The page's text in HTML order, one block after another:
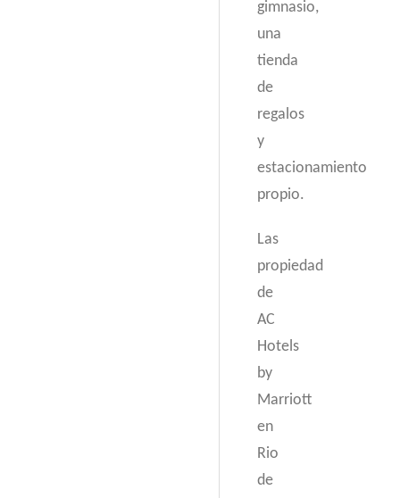
gimnasio,
una
tienda
de
regalos
y
estacionamiento
propio.
Las
propiedad
de
AC
Hotels
by
Marriott
en
Rio
de